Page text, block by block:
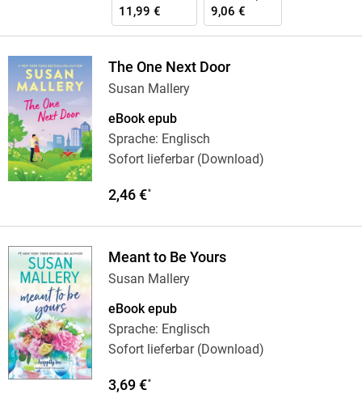
11,99 €
9,06 €
The One Next Door
Susan Mallery
eBook epub
Sprache: Englisch
Sofort lieferbar (Download)
2,46 €*
Meant to Be Yours
Susan Mallery
eBook epub
Sprache: Englisch
Sofort lieferbar (Download)
3,69 €*